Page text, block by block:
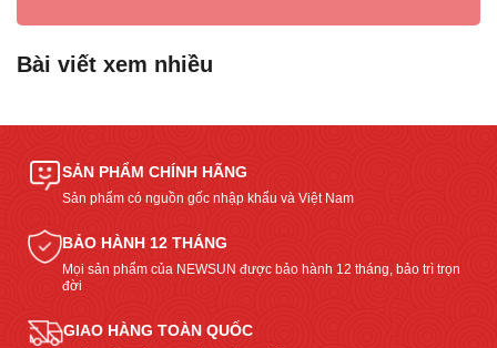
Bài viết xem nhiều
SẢN PHẨM CHÍNH HÃNG
Sản phẩm có nguồn gốc nhập khẩu và Việt Nam
BẢO HÀNH 12 THÁNG
Mọi sản phẩm của NEWSUN được bảo hành 12 tháng, bảo trì trọn
đời
GIAO HÀNG TOÀN QUỐC